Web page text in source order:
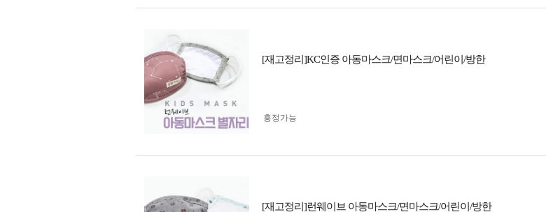
[재고정리]KC인증 아동마스크/면마스크/어린이/방한
흥정가능
[재고정리]런웨이브 아동마스크/면마스크/어린이/방한